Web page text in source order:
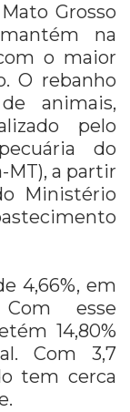
Grosso
na
o maior
O rebanho
animais,
pelo
do
MT), a partir
Ministério
4,66%, em
esse
14,80%
Com 3,7
tem cerca